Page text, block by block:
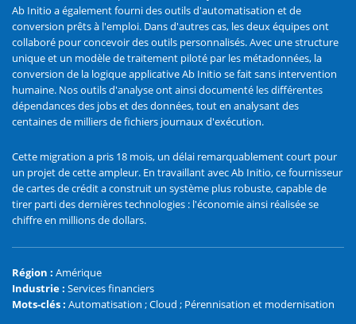
Ab Initio a également fourni des outils d'automatisation et de
conversion prêts à l'emploi. Dans d'autres cas, les deux équipes ont
collaboré pour concevoir des outils personnalisés. Avec une structure
unique et un modèle de traitement piloté par les métadonnées, la
conversion de la logique applicative Ab Initio se fait sans intervention
humaine. Nos outils d'analyse ont ainsi documenté les différentes
dépendances des jobs et des données, tout en analysant des
centaines de milliers de fichiers journaux d'exécution.
Cette migration a pris 18 mois, un délai remarquablement court pour
un projet de cette ampleur. En travaillant avec Ab Initio, ce fournisseur
de cartes de crédit a construit un système plus robuste, capable de
tirer parti des dernières technologies : l'économie ainsi réalisée se
chiffre en millions de dollars.
Région : Amérique
Industrie: Services financiers
Mots-clés: Automatisation ; Cloud ; Pérennisation et modernisation